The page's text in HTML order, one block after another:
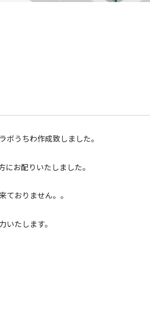
うちわ作成致しました。
お配りいたしました。
ておりません。。
たします。